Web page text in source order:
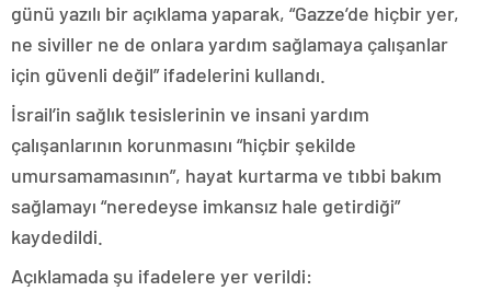
günü yazılı bir açıklama yaparak, “Gazze’de hiçbir yer,
ne siviller ne de onlara yardım sağlamaya çalışanlar
için güvenli değil” ifadelerini kullandı.
İsrail’in sağlık tesislerinin ve insani yardım
çalışanlarının korunmasını “hiçbir şekilde
umursamamasının”, hayat kurtarma ve tıbbi bakım
sağlamayı “neredeyse imkansız hale getirdiği”
kaydedildi.
Açıklamada şu ifadelere yer verildi: